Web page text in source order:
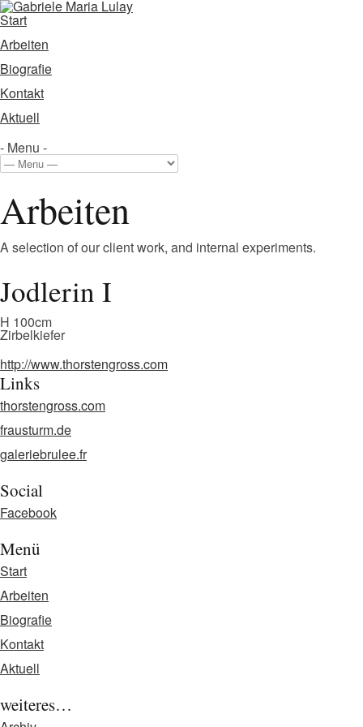
Start
Arbeiten
Biografie
Kontakt
Aktuell
- Menu -
Arbeiten
A selection of our client work, and internal experiments.
Jodlerin I
H 100cm
Zirbelkiefer
http://www.thorstengross.com
Links
thorstengross.com
frausturm.de
galeriebrulee.fr
Social
Facebook
Menü
Start
Arbeiten
Biografie
Kontakt
Aktuell
weiteres…